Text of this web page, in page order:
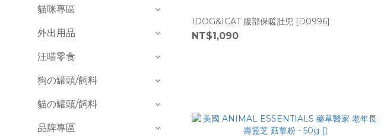
貓咪專區
外出用品
汪喵零食
狗の罐頭/飼料
貓の罐頭/飼料
品牌專區
IDOG&ICAT 腹部保暖肚兜 [D0996]
NT$1,090